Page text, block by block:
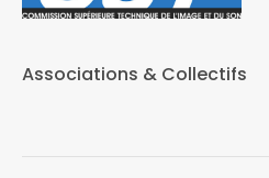
Associations & Collectifs